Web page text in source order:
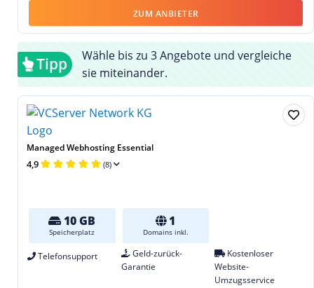
ZUM ANBIETER
Tipp
Wähle bis zu 3 Angebote und vergleiche
sie miteinander.
Managed Webhosting Essential
4,9 (8)
10 GB
Speicherplatz
1
Domains inkl.
Telefonsupport
Geld-zurück-
Garantie
Kostenloser
Website-
Umzugsservice